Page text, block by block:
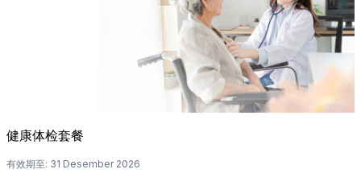
健康体检套餐
有效期至: 31 Desember 2026